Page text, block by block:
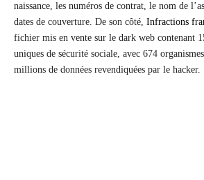
naissance, les numéros de contrat, le nom de
dates de couverture. De son côté, Infractions
fichier mis en vente sur le dark web contenant
uniques de sécurité sociale, avec 674
millions de données revendiquées par le hacker.